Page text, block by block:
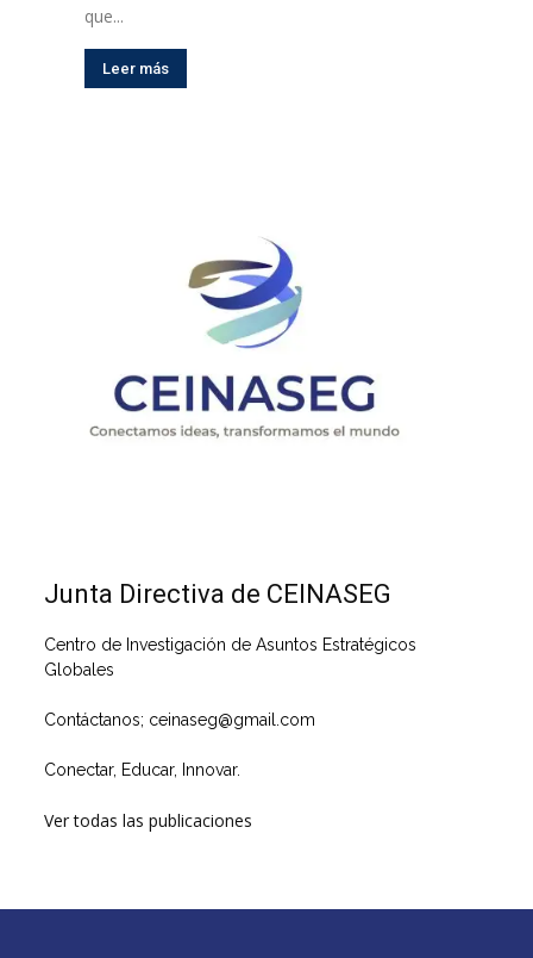
que...
Leer más
Junta Directiva de CEINASEG
Centro de Investigación de Asuntos Estratégicos
Globales
Contáctanos; ceinaseg@gmail.com
Conectar, Educar, Innovar.
Ver todas las publicaciones